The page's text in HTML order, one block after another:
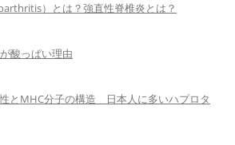
）とは？強直性脊椎炎とは？
酸っぱい理由
とMHC分子の構造 日本人に多いハプロタ